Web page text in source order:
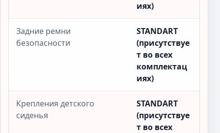
иях)
Задние ремни
безопасности
STANDART
(присутствуе
т во всех
комплектац
иях)
Крепления детского
сиденья
STANDART
(присутствуе
т во всех